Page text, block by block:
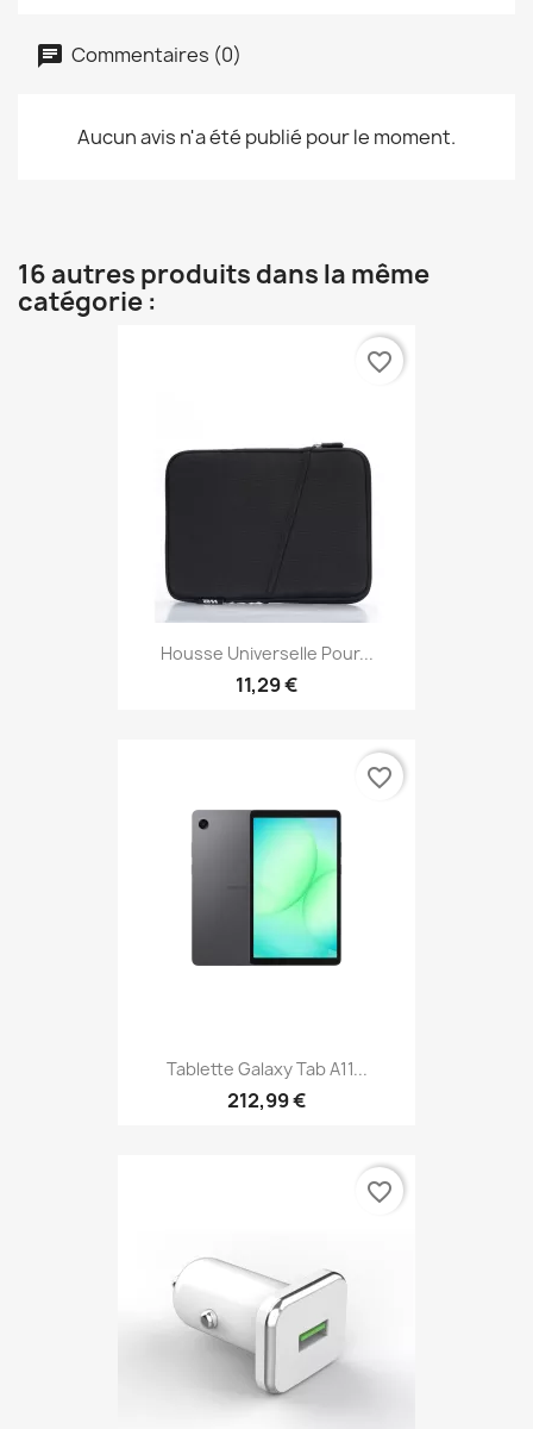
Commentaires (0)
Aucun avis n'a été publié pour le moment.
16 autres produits dans la même
catégorie :
Housse Universelle Pour...
11,29 €
favorite_border
Tablette Galaxy Tab A11...
212,99 €
favorite_border
favorite_border